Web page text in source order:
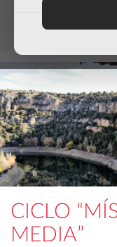
CICLO
MEDIA”